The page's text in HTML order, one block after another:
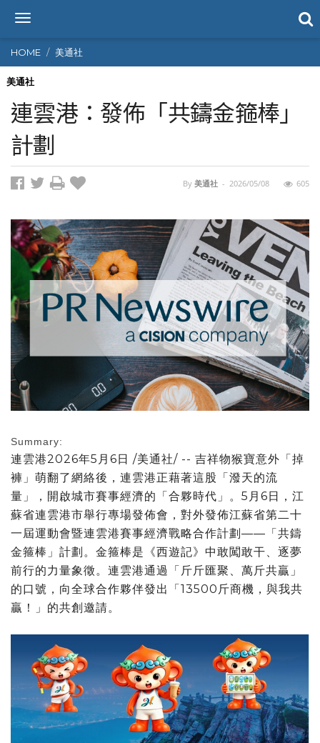
T
g
g
l
n
a
g
o
n
HOME 美通社
美通社
連雲港：發佈「共鑄金箍棒」
計劃
By 美通社 - 2026/05/08 605
Summary:
連雲港2026年5月6日 /美通社/ -- 吉祥物猴寶意外「掉
褲」萌翻了網絡後，連雲港正藉著這股「潑天的流
量」，開啟城市賽事經濟的「合夥時代」。5月6日，江
蘇省連雲港市舉行專場發佈會，對外發佈江蘇省第二十
一屆運動會暨連雲港賽事經濟戰略合作計劃——「共鑄
金箍棒」計劃。金箍棒是《西遊記》中敢闖敢干、逐夢
前行的力量象徵。連雲港通過「斤斤匯聚、萬斤共贏」
的口號，向全球合作夥伴發出「13500斤商機，與我共
贏！」的共創邀請。